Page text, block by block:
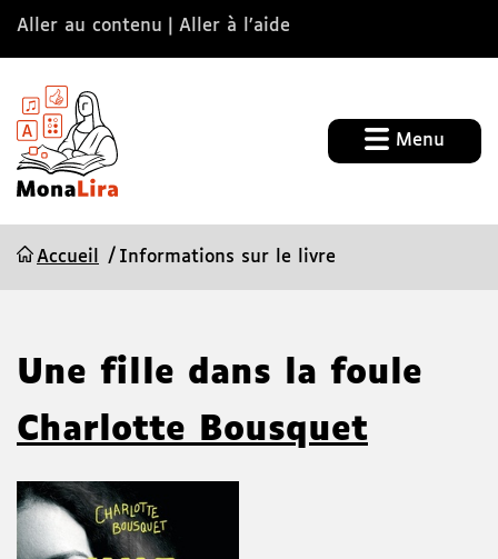
Aller au contenu Aller à l’aide
Menu
Accueil Informations sur le livre
Une fille dans la foule
Charlotte Bousquet